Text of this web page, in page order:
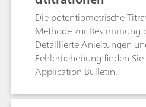
Erklärungen zu diesen
weiteren Ausdrücken sind
aufgeführt.Im
die Bestimmung der
separaten Säure-Base-
komplexometrischen
Magnesium in Wasser.
Die potentiometrische
Methode zur Bestimmung
Detaillierte Anleitungen
Fehlerbehebung finden
Application Bulletin.